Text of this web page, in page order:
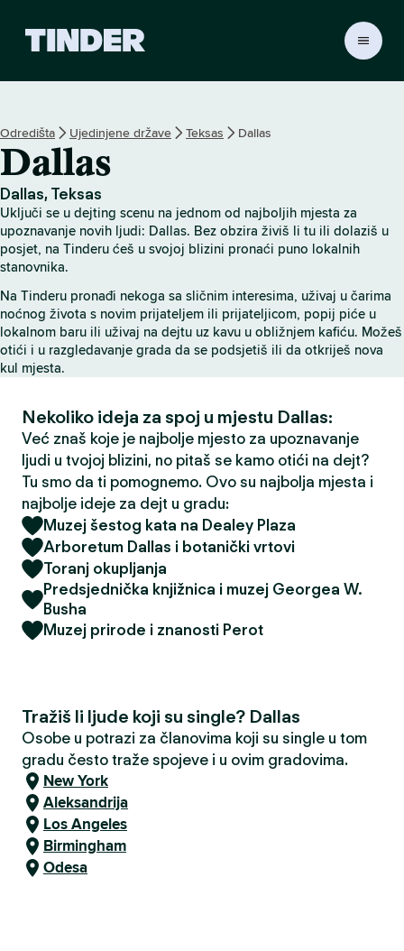
r
l
o
v
c
a
Odredišta Ujedinjene države Teksas Dallas
Dallas
Dallas, Teksas
Uključi se u dejting scenu na jednom od najboljih mjesta za
upoznavanje novih ljudi: Dallas. Bez obzira živiš li tu ili dolaziš u
posjet, na Tinderu ćeš u svojoj blizini pronaći puno lokalnih
stanovnika.
Na Tinderu pronađi nekoga sa sličnim interesima, uživaj u čarima
noćnog života s novim prijateljem ili prijateljicom, popij piće u
lokalnom baru ili uživaj na dejtu uz kavu u obližnjem kafiću. Možeš
otići i u razgledavanje grada da se podsjetiš ili da otkriješ nova
kul mjesta.
Nekoliko ideja za spoj u mjestu Dallas:
Već znaš koje je najbolje mjesto za upoznavanje
ljudi u tvojoj blizini, no pitaš se kamo otići na dejt?
Tu smo da ti pomognemo. Ovo su najbolja mjesta i
najbolje ideje za dejt u gradu:
Muzej šestog kata na Dealey Plaza
Arboretum Dallas i botanički vrtovi
Toranj okupljanja
Predsjednička knjižnica i muzej Georgea W.
Busha
Muzej prirode i znanosti Perot
Tražiš li ljude koji su single? Dallas
Osobe u potrazi za članovima koji su single u tom
gradu često traže spojeve i u ovim gradovima.
New York
Aleksandrija
Los Angeles
Birmingham
Odesa